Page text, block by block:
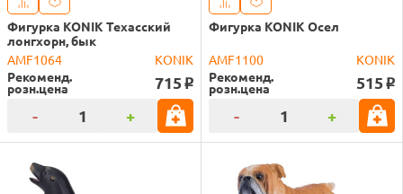
Фигурка KONIK Техасский
лонгхорн, бык
AMF1064
KONIK
Рекоменд.
розн.цена 715 o
- +
Фигурка KONIK Осел
AMF1100
KONIK
Рекоменд.
розн.цена 515 o
- +